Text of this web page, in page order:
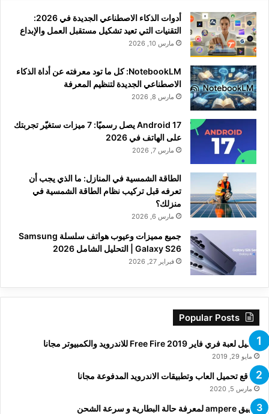
أدوات الذكاء الاصطناعي الجديدة في 2026:
التقنيات التي تعيد تشكيل مستقبل العمل والإبداع
مارس 10, 2026
NotebookLM: كل ما تود معرفته عن أداة الذكاء
الاصطناعي الجديدة لتنظيم المعرفة
مارس 8, 2026
Android 17 يصل رسميًا: 7 ميزات ستغيّر تجربتك
على الهاتف في 2026
مارس 7, 2026
الطاقة الشمسية في المنازل: ما الذي يجب أن
تعرفه قبل تركيب نظام الطاقة الشمسية في
منزلك؟
مارس 6, 2026
جميع مميزات وعيوب هواتف سلسلة Samsung
Galaxy S26 | التحليل الشامل 2026
فبراير 27, 2026
Popular Posts
تحميل لعبة فري فاير Free Fire 2019 للاندرويد والكمبيوتر مجانا
مايو 29, 2019
مواقع تحميل العاب وتطبيقات الاندرويد المدفوعة مجانا
مارس 5, 2020
تطبيق ampere لمعرفة حالة البطارية و سرعة الشحن